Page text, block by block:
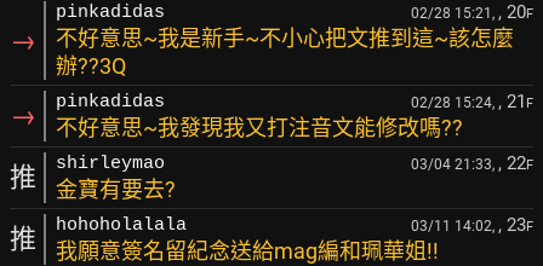
→
pinkadidas 02/28 15:21, , 20F
不好意思~我是新手~不小心把文推到這~該怎麼
辦??3Q
→ pinkadidas 02/28 15:24, , 21 F
不好意思~我發現我又打注音文能修改嗎??
推 shirleymao 03/04 21:33, , 22F
金寶有要去?
推 hohoholalala 03/11 14:02, , 23F
我願意簽名留紀念送給mag編和珮華姐!!